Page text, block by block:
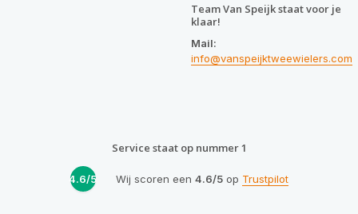
Team Van Speijk staat voor je
klaar!
Mail:
info@vanspeijktweewielers.com
Service staat op nummer 1
4.6/5 Wij scoren een 4.6/5op Trustpilot